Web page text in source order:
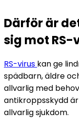
Därför är
sig mot RS-
RS-virus kan ge
spädbarn, äldre
allvarlig med
antikroppsskydd
allvarlig sjukdom.